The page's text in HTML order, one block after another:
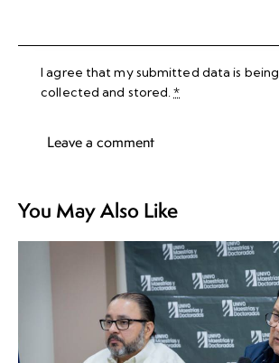
I agree that my submitted data is being
collected and stored.*
You May Also Like